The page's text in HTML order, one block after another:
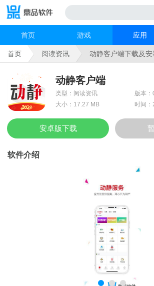
首页 游戏 应用
首页 阅读资讯 动静客户端下载及安
动静客户端
类型：阅读资讯
版本：
大小：17.27 MB
时间
安卓版下载
软件介绍